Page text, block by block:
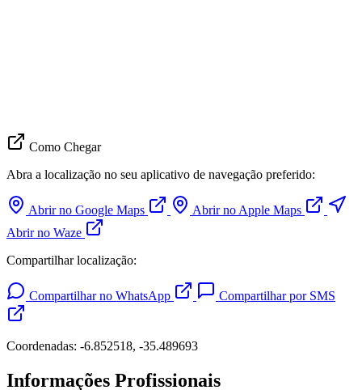
Como Chegar
Abra a localização no seu aplicativo de navegação preferido:
Abrir no Google Maps
Abrir no Apple Maps
Abrir no Waze
Compartilhar localização:
Compartilhar no WhatsApp Compartilhar por SMS
Coordenadas: -6.852518, -35.489693
Informações Profissionais